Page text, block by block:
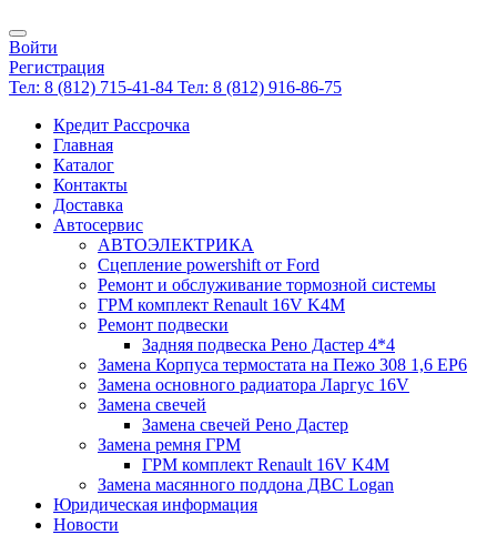
Войти
Регистрация
Тел: 8 (812) 715-41-84 Тел: 8 (812) 916-86-75
Кредит Рассрочка
Главная
Каталог
Контакты
Доставка
Автосервис
АВТОЭЛЕКТРИКА
Сцепление powershift от Ford
Ремонт и обслуживание тормозной системы
ГРМ комплект Renault 16V K4M
Ремонт подвески
Задняя подвеска Рено Дастер 4*4
Замена Корпуса термостата на Пежо 308 1,6 EP6
Замена основного радиатора Ларгус 16V
Замена свечей
Замена свечей Рено Дастер
Замена ремня ГРМ
ГРМ комплект Renault 16V K4M
Замена масянного поддона ДВС Logan
Юридическая информация
Новости